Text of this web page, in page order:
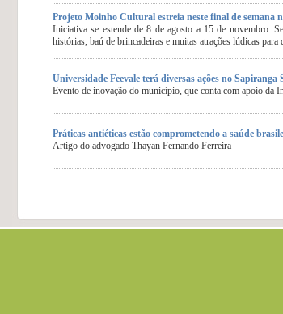
Projeto Moinho Cultural estreia neste final de semana
Iniciativa se estende de 8 de agosto a 15 de novembro.
histórias, baú de brincadeiras e muitas atrações lúdicas
Universidade Feevale terá diversas ações no Sapiranga
Evento de inovação do município, que conta com apoio da
Práticas antiéticas estão comprometendo a saúde
Artigo do advogado Thayan Fernando Ferreira